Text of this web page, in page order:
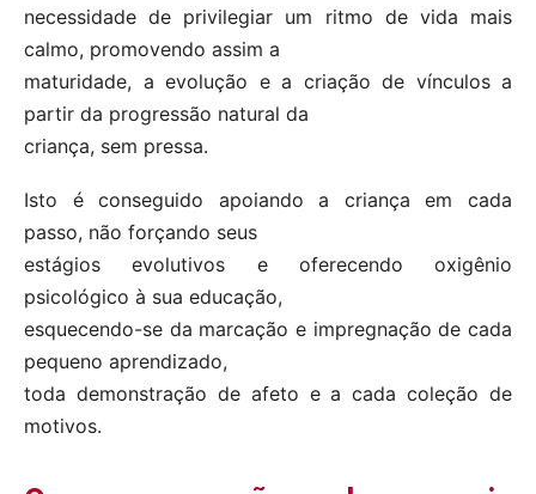
necessidade de privilegiar um ritmo de vida mais
calmo, promovendo assim a
maturidade, a evolução e a criação de vínculos a
partir da progressão natural da
criança, sem pressa.
Isto é conseguido apoiando a criança em cada
passo, não forçando seus
estágios evolutivos e oferecendo oxigênio
psicológico à sua educação,
esquecendo-se da marcação e impregnação de cada
pequeno aprendizado,
toda demonstração de afeto e a cada coleção de
motivos.